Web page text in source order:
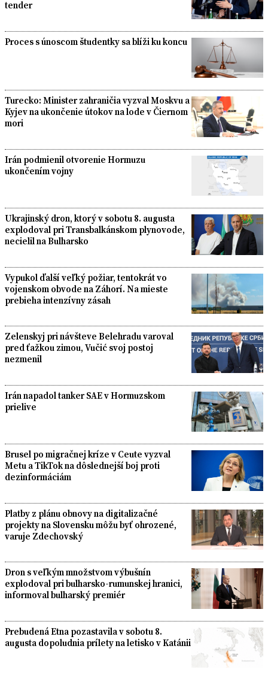
tender
Proces s únoscom študentky sa blíži ku koncu
Turecko: Minister zahraničia vyzval Moskvu a
Kyjev na ukončenie útokov na lode v Čiernom
mori
Irán podmienil otvorenie Hormuzu
ukončením vojny
Ukrajinský dron, ktorý v sobotu 8. augusta
explodoval pri Transbalkánskom plynovode,
necielil na Bulharsko
Vypukol ďalší veľký požiar, tentokrát vo
vojenskom obvode na Záhorí. Na mieste
prebieha intenzívny zásah
Zelenskyj pri návšteve Belehradu varoval
pred ťažkou zimou, Vučić svoj postoj
nezmenil
Irán napadol tanker SAE v Hormuzskom
prielive
Brusel po migračnej kríze v Ceute vyzval
Metu a TikTok na dôslednejší boj proti
dezinformáciám
Platby z plánu obnovy na digitalizačné
projekty na Slovensku môžu byť ohrozené,
varuje Zdechovský
Dron s veľkým množstvom výbušnín
explodoval pri bulharsko-rumunskej hranici,
informoval bulharský premiér
Prebudená Etna pozastavila v sobotu 8.
augusta dopoludnia prílety na letisko v Katánii